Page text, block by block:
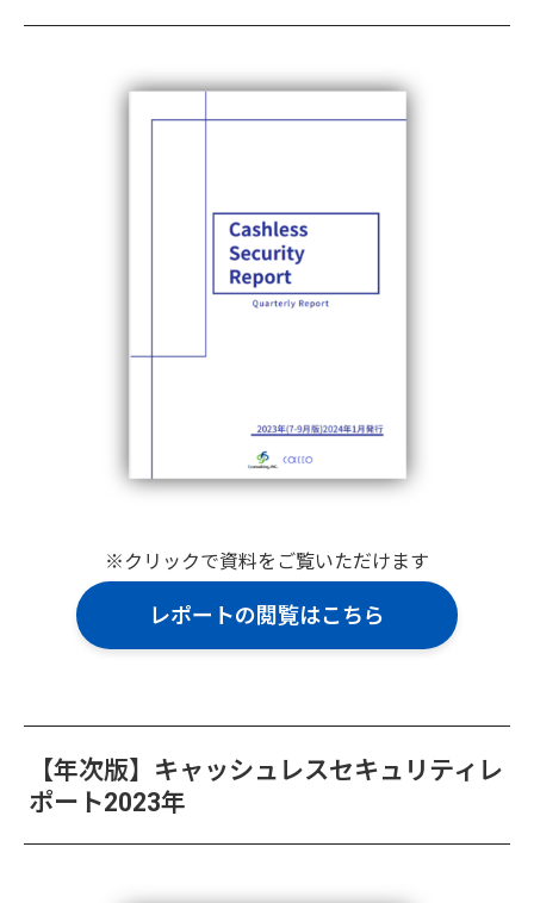
※クリックで資料をご覧いただけます
レポートの閲覧はこちら
【年次版】キャッシュレスセキュリティレ
ポート2023年